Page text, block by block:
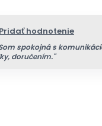
Pridať hodnotenie
spokojná s
doručením."